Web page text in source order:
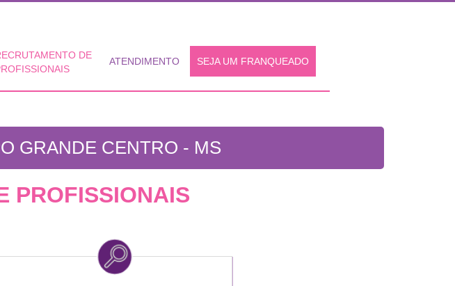
DE
ATENDIMENTO SEJA UM FRANQUEADO
GRANDE CENTRO - MS
PROFISSIONAIS